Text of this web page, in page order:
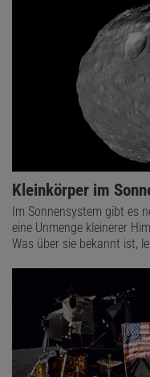
Kleinkörper im
Im Sonnensystem gibt es
eine Unmenge kleinerer
Was über sie bekannt ist,